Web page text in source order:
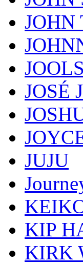
JOHN
JOSÉ
JUJU
KIP
KIRK